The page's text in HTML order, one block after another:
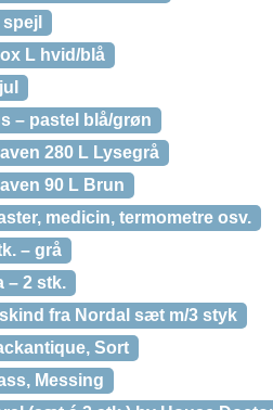
L hvid/blå
– pastel blå/grøn
280 L Lysegrå
90 L Brun
medicin, termometre osv.
– grå
– 2 stk.
fra Nordal sæt m/3 styk
Sort
Messing